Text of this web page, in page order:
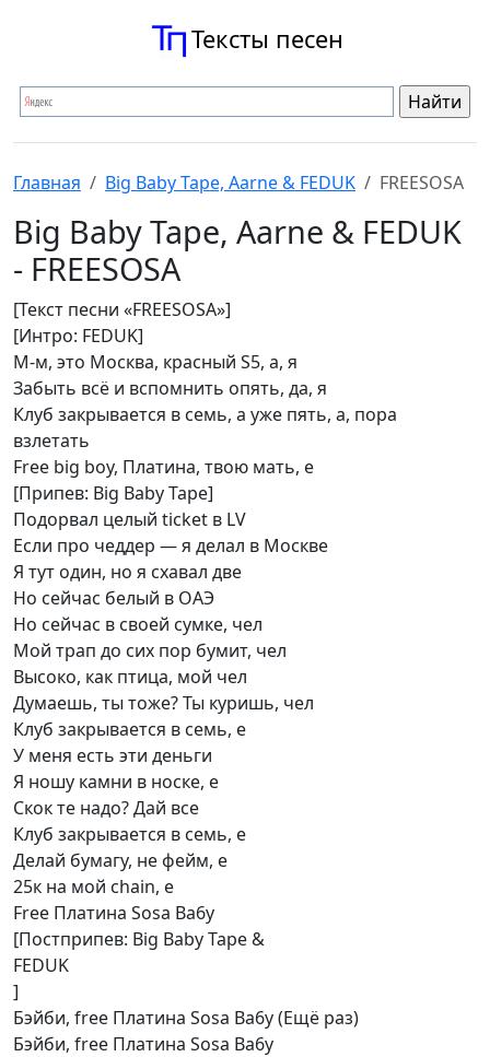
Тексты песен
Главная Big Baby Tape, Aarne & FEDUK FREESOSA
Big Baby Tape, Aarne & FEDUK
- FREESOSA
[Текст песни «FREESOSA»]
[Интро: FEDUK]
М-м, это Москва, красный S5, а, я
Забыть всё и вспомнить опять, да, я
Клуб закрывается в семь, а уже пять, а, пора
взлетать
Free big boy, Платина, твою мать, е
[Припев: Big Baby Tape]
Подорвал целый ticket в LV
Если про чеддер — я делал в Москве
Я тут один, но я схавал две
Но сейчас белый в ОАЭ
Но сейчас в своей сумке, чел
Мой трап до сих пор бумит, чел
Высоко, как птица, мой чел
Думаешь, ты тоже? Ты куришь, чел
Клуб закрывается в семь, е
У меня есть эти деньги
Я ношу камни в носке, е
Скок те надо? Дай все
Клуб закрывается в семь, е
Делай бумагу, не фейм, е
25к на мой chain, е
Free Платина Sosa Ba6y
[Постприпев: Big Baby Tape &
FEDUK
]
Бэйби, free Платина Sosa Ba6y (Ещё раз)
Бэйби, free Платина Sosa Ba6y